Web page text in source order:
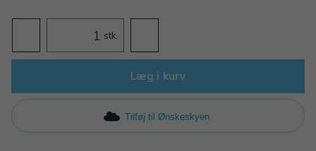
stk.
Læg i kurv
Tilføj til Ønskeskyen